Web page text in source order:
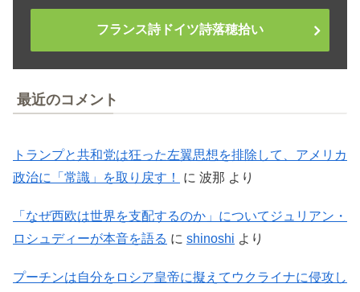
フランス詩ドイツ詩落穂拾い
最近のコメント
トランプと共和党は狂った左翼思想を排除して、アメリカ
政治に「常識」を取り戻す！
に 波那 より
「なぜ西欧は世界を支配するのか」についてジュリアン・
ロシュディーが本音を語る に shinoshi より
プーチンは自分をロシア皇帝に擬えてウクライナに侵攻し